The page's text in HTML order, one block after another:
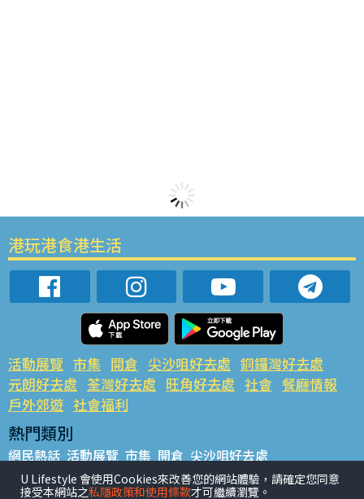
港玩港食港生活
活動展覽 市集 開倉 尖沙咀好去處 銅鑼灣好去處
元朗好去處 荃灣好去處 旺角好去處 社會 餐廳情報
戶外郊遊 社會福利
熱門類別
網民熱話 活動展覽 市集 開倉 尖沙咀好去處
銅鑼灣好去處 元朗好去處 荃灣好去處 旺角好去處 社會
餐廳情報 戶外郊遊
U Lifestyle 會使用Cookies來改善您的網站體驗，請確定您同意
接受本網站之私隱政策和使用條款才可繼續瀏覽。